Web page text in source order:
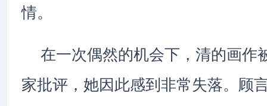
情。
在一次偶然的机会下，清的画作
家批评，她因此感到非常失落。顾